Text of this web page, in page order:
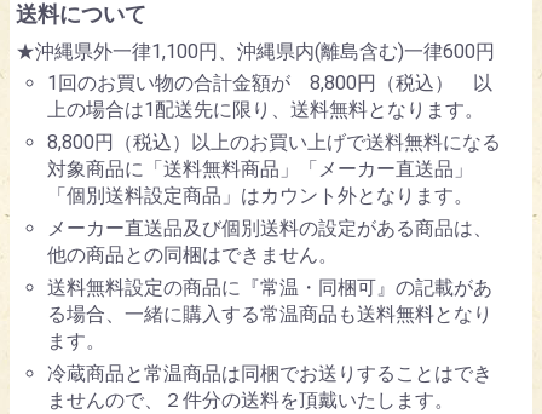
送料について
★沖縄県外一律1,100円、沖縄県内(離島含む)一律600円
1回のお買い物の合計金額が 8,800円（税込） 以
上の場合は1配送先に限り、送料無料となります。
8,800円（税込）以上のお買い上げで送料無料になる
対象商品に「送料無料商品」「メーカー直送品」
「個別送料設定商品」はカウント外となります。
メーカー直送品及び個別送料の設定がある商品は、
他の商品との同梱はできません。
送料無料設定の商品に『常温・同梱可』の記載があ
る場合、一緒に購入する常温商品も送料無料となり
ます。
冷蔵商品と常温商品は同梱でお送りすることはでき
ませんので、２件分の送料を頂戴いたします。